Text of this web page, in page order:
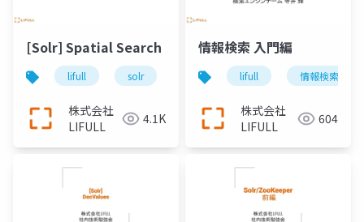
[Solr] Spatial Search
lifull solr search geo
株式会社
LIFULL
4.1K
情報検索 入門編
lifull 情報検索
株式会社
LIFULL
604